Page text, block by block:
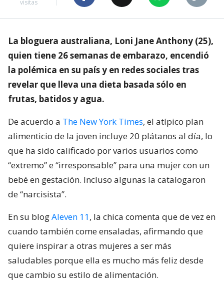
visitas
La bloguera australiana, Loni Jane Anthony (25),
quien tiene 26 semanas de embarazo, encendió
la polémica en su país y en redes sociales tras
revelar que lleva una dieta basada sólo en
frutas, batidos y agua.
De acuerdo a The New York Times, el atípico plan
alimenticio de la joven incluye 20 plátanos al día, lo
que ha sido calificado por varios usuarios como
“extremo” e “irresponsable” para una mujer con un
bebé en gestación. Incluso algunas la catalogaron
de “narcisista”.
En su blogAleven 11, la chica comenta que de vez en
cuando también come ensaladas, afirmando que
quiere inspirar a otras mujeres a ser más
saludables porque ella es mucho más feliz desde
que cambio su estilo de alimentación.